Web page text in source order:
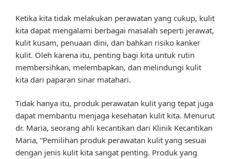
Ketika kita tidak melakukan perawatan yang cukup, kulit
kita dapat mengalami berbagai masalah seperti jerawat,
kulit kusam, penuaan dini, dan bahkan risiko kanker
kulit. Oleh karena itu, penting bagi kita untuk rutin
membersihkan, melembapkan, dan melindungi kulit
kita dari paparan sinar matahari.
Tidak hanya itu, produk perawatan kulit yang tepat juga
dapat membantu menjaga kesehatan kulit kita. Menurut
dr. Maria, seorang ahli kecantikan dari Klinik Kecantikan
Maria, “Pemilihan produk perawatan kulit yang sesuai
dengan jenis kulit kita sangat penting. Produk yang